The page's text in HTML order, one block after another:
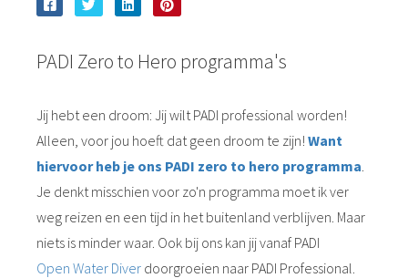
PADI Zero to Hero programma's
Jij hebt een droom: Jij wilt PADI professional worden!
Alleen, voor jou hoeft dat geen droom te zijn! Want
hiervoor heb je ons PADI zero to hero programma
Je denkt misschien voor zo'n programma moet ik ver
weg reizen en een tijd in het buitenland verblijven. Maar
niets is minder waar. Ook bij ons kan jij vanaf PADI
Open Water Diver doorgroeien naar PADI Professional.